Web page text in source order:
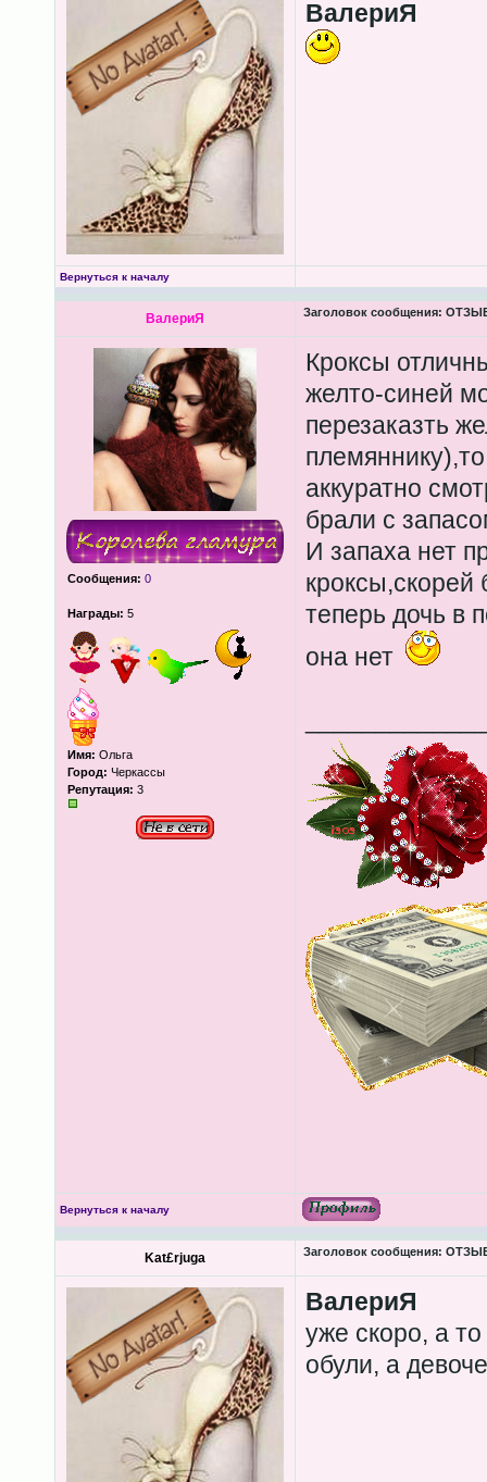
ВалериЯ
Вернуться к началу
ВалериЯ Заголовок сообщения:
Сообщения: 0
Награды: 5
Имя: Ольга
Город: Черкассы
Репутация: 3
Кроксы
желто-синей
перезаказть
аккуратно
брали с
И запаха нет
теперь дочь в
она нет
Вернуться к началу
Kat£rjuga Заголовок сообщения:
ВалериЯ
уже скоро, а
обули, а